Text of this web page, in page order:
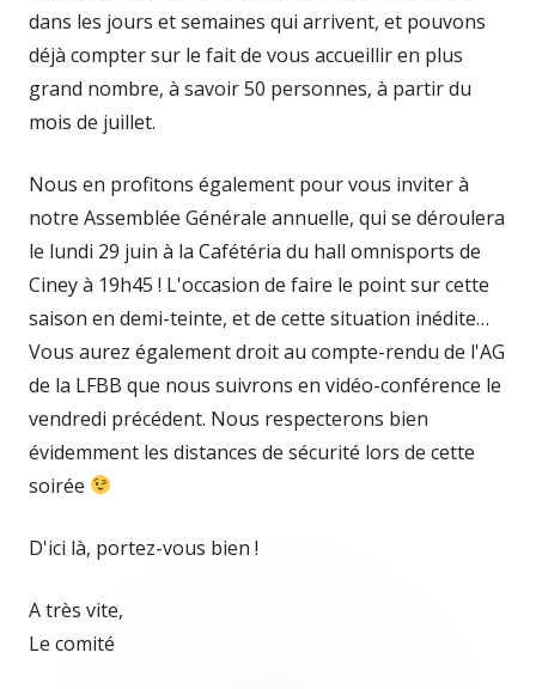
dans les jours et semaines qui arrivent, et pouvons
déjà compter sur le fait de vous accueillir en plus
grand nombre, à savoir 50 personnes, à partir du
mois de juillet.
Nous en profitons également pour vous inviter à
notre Assemblée Générale annuelle, qui se déroulera
le lundi 29 juin à la Cafétéria du hall omnisports de
Ciney à 19h45 ! L'occasion de faire le point sur cette
saison en demi-teinte, et de cette situation inédite…
Vous aurez également droit au compte-rendu de l'AG
de la LFBB que nous suivrons en vidéo-conférence le
vendredi précédent. Nous respecterons bien
évidemment les distances de sécurité lors de cette
soirée
D'ici là, portez-vous bien !
A très vite,
Le comité